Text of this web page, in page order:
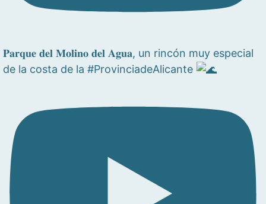
𝐏𝐚𝐫𝐪𝐮𝐞 𝐝𝐞𝐥 𝐌𝐨𝐥𝐢𝐧𝐨 𝐝𝐞𝐥 𝐀𝐠𝐮𝐚, un rincón muy especial
de la costa de la #ProvinciadeAlicante